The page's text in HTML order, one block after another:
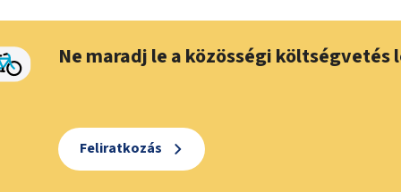
Ne maradj le a közösségi
Feliratkozás